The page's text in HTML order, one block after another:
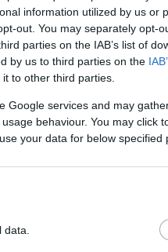
information utilized by us or
out. You may separately opt-
parties on the IAB’s list of
by us to third parties on the
to other third parties.
Google services and may
behaviour. You may click
your data for below specified
és egy
belőle,
vált. A 2.
időben
GYÉMÁNT
érdemes